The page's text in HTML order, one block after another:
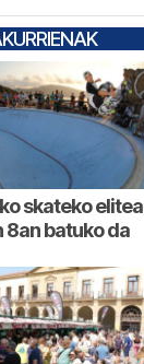
skateko elitea
8an batuko da